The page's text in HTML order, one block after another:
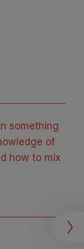
something
of
how to mix